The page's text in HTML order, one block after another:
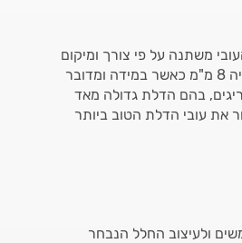
משתנה על פי צורך ומיקום
הדלת ועבור התקנה של דלת זכוכית עבור מקלחון לדוגמה, העובי המקובל יהיה 8 מ"מ כאשר במידה ומדובר
יהיה 10 מ"מ. ישנם מקרים חריגים, בהם הדלת גדולה מאד
הדלת יכול להגיע גם ל-12 מ"מ. כדי לבחור את עובי הדלת הטוב ביותר
ולעיצוב החלל הנבחר